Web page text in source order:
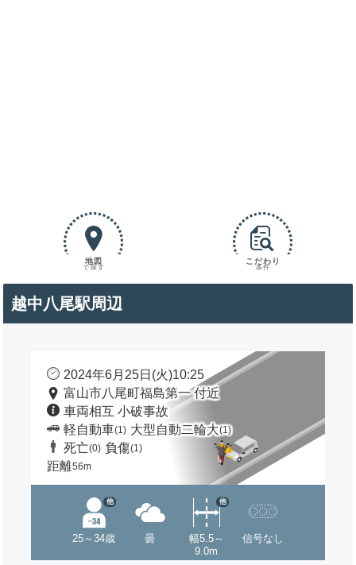
地図
で探す
こだわり
条件
越中八尾駅周辺
2024年6月25日(火)10:25
富山市八尾町福島第一 付近
車両相互 小破事故
軽自動車(1) 大型自動二輪大(1)
死亡(0) 負傷(1)
距離56m
25～34歳
他
曇
幅5.5～
9.0m
他
信号なし